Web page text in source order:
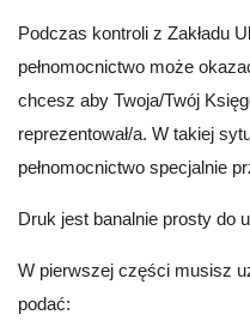
Podczas kontroli z Zakładu
pełnomocnictwo może
chcesz aby Twoja/Twój
reprezentował/a. W takiej
pełnomocnictwo specjalnie
Druk jest banalnie prosty do
W pierwszej części musisz
podać: